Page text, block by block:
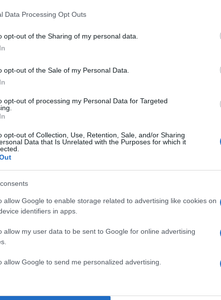
Data Processing Opt Outs
opt-out of the Sharing of my personal data.
opt-out of the Sale of my Personal Data.
opt-out of processing my Personal Data for Targeted
opt-out of Collection, Use, Retention, Sale, and/or Sharing
Data that Is Unrelated with the Purposes for which it
allow Google to enable storage related to advertising like cookies on
identifiers in apps.
allow my user data to be sent to Google for online advertising
allow Google to send me personalized advertising.
Υποβολή σχολίου